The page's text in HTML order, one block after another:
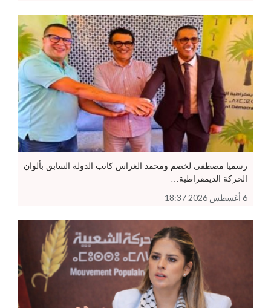
رسميا مصطفى لخصم ومحمد الغراس كاتب الدولة السابق بألوان
الحركة الديمقراطية…
6 أغسطس 2026 18:37